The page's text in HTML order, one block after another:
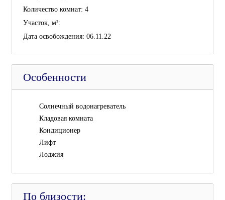
Количество комнат: 4
Участок, м²:
Дата освобождения: 06.11.22
Особенности
Cолнечный водонагреватель
Кладовая комната
Кондиционер
Лифт
Лоджия
По близости: